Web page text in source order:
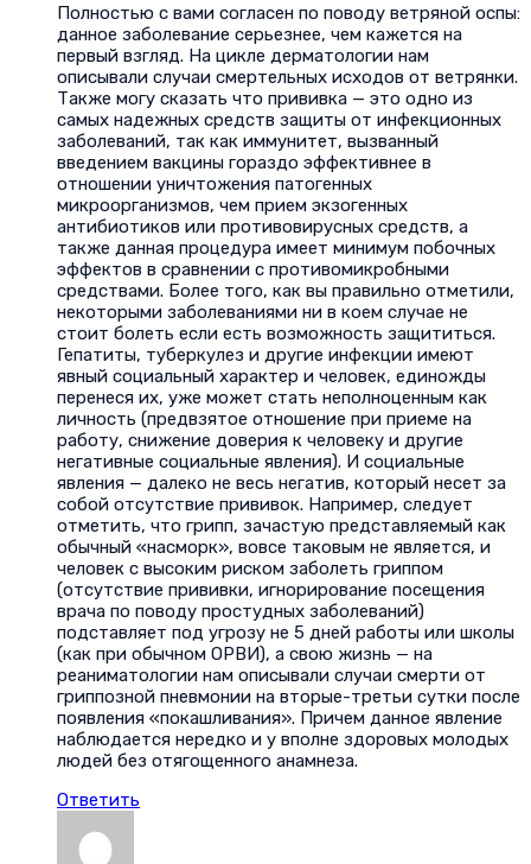
Полностью с вами согласен по поводу ветряной оспы:
данное заболевание серьезнее, чем кажется на
первый взгляд. На цикле дерматологии нам
описывали случаи смертельных исходов от ветрянки.
Также могу сказать что прививка — это одно из
самых надежных средств защиты от инфекционных
заболеваний, так как иммунитет, вызванный
введением вакцины гораздо эффективнее в
отношении уничтожения патогенных
микроорганизмов, чем прием экзогенных
антибиотиков или противовирусных средств, а
также данная процедура имеет минимум побочных
эффектов в сравнении с противомикробными
средствами. Более того, как вы правильно отметили,
некоторыми заболеваниями ни в коем случае не
стоит болеть если есть возможность защититься.
Гепатиты, туберкулез и другие инфекции имеют
явный социальный характер и человек, единожды
перенеся их, уже может стать неполноценным как
личность (предвзятое отношение при приеме на
работу, снижение доверия к человеку и другие
негативные социальные явления). И социальные
явления — далеко не весь негатив, который несет за
собой отсутствие прививок. Например, следует
отметить, что грипп, зачастую представляемый как
обычный «насморк», вовсе таковым не является, и
человек с высоким риском заболеть гриппом
(отсутствие прививки, игнорирование посещения
врача по поводу простудных заболеваний)
подставляет под угрозу не 5 дней работы или школы
(как при обычном ОРВИ), а свою жизнь — на
реаниматологии нам описывали случаи смерти от
гриппозной пневмонии на вторые-третьи сутки после
появления «покашливания». Причем данное явление
наблюдается нередко и у вполне здоровых молодых
людей без отягощенного анамнеза.
Ответить